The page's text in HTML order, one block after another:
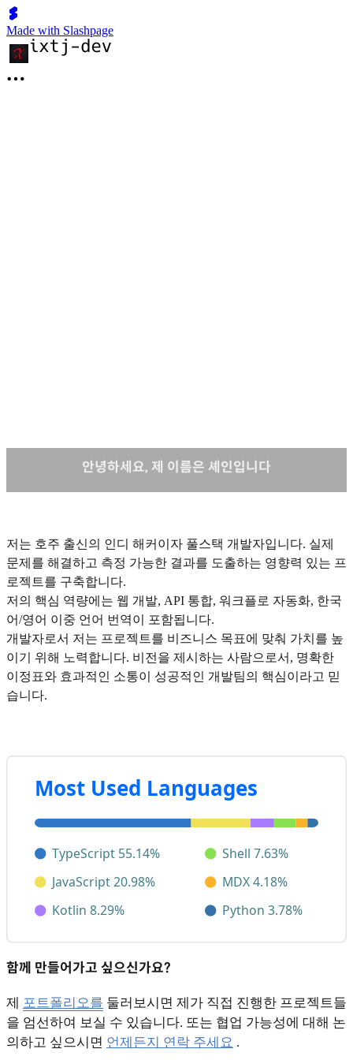
Made with Slashpage
안녕하세요, 제 이름은 셰인입니다
저는 호주 출신의 인디 해커이자 풀스택 개발자입니다. 실제
문제를 해결하고 측정 가능한 결과를 도출하는 영향력 있는 프
로젝트를 구축합니다.
저의 핵심 역량에는 웹 개발, API 통합, 워크플로 자동화, 한국
어/영어 이중 언어 번역이 포함됩니다.
개발자로서 저는 프로젝트를 비즈니스 목표에 맞춰 가치를 높
이기 위해 노력합니다. 비전을 제시하는 사람으로서, 명확한
이정표와 효과적인 소통이 성공적인 개발팀의 핵심이라고 믿
습니다.
함께 만들어가고 싶으신가요?
제 포트폴리오를 둘러보시면 제가 직접 진행한 프로젝트들
을 엄선하여 보실 수 있습니다. 또는 협업 가능성에 대해 논
의하고 싶으시면 언제든지 연락 주세요 .